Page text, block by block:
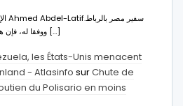
ووفقا له، فإن هذا الإجراء يهدف إلى […]
les États-Unis menacent
- Atlasinfo surChute de
du Polisario en moins